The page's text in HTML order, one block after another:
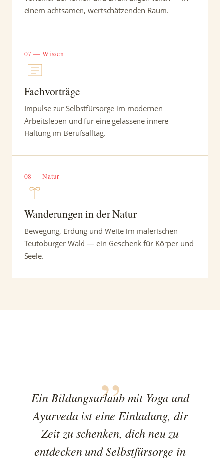
einem achtsamen, wertschätzenden Raum.
07 — Wissen
Fachvorträge
Impulse zur Selbstfürsorge im modernen
Arbeitsleben und für eine gelassene innere
Haltung im Berufsalltag.
08 — Natur
Wanderungen in der Natur
Bewegung, Erdung und Weite im malerischen
Teutoburger Wald — ein Geschenk für Körper und
Seele.
Ein Bildungsurlaub mit Yoga und
Ayurveda ist eine Einladung, dir
Zeit zu schenken, dich neu zu
entdecken und Selbstfürsorge in